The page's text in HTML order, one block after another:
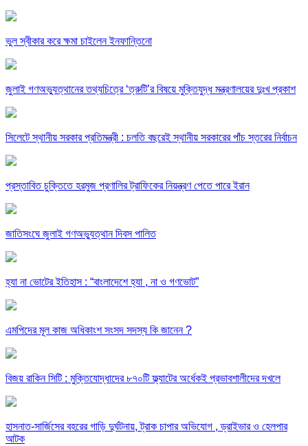
ভুল স্বীকার করে ক্ষমা চাইলেন ইনফান্তিনো
জুলাই গণঅভ্যুত্থানের তথ্যচিত্রে ‘ত্রুটি’র বিষয়ে মুক্তিযুদ্ধ মন্ত্রণালয়ের দুঃখ প্রকাশ
সিলেটে স্থানীয় সরকার প্রতিমন্ত্রী : চলতি বছরেই স্থানীয় সরকারের পাঁচ স্তরের নির্বাচন
প্রস্তাবিত চুক্তিতে হরমুজ প্রণালির ট্রাফিকের নিয়ন্ত্রণ পেতে পারে ইরান
জাতিসংঘে জুলাই গণঅভ্যুত্থান দিবস পালিত
হ্যা না ভোটের ইতিহাস : “বাংলাদেশে হ্যা , না ও গণভোট”
এমপিদের মূল কাজ অধিকাংশ সংসদ সদস্য কি জানেন ?
বিজয় রাকিন সিটি : মুক্তিযোদ্ধাদের ৮৭০টি ফ্ল্যাটের অর্ধেকই প্রভাবশালীদের দখলে
হাসনাত-সার্জিসের বহরের গাড়ি দুর্ঘটনায়, ট্রাক চাপার অভিযোগ , ড্রাইভার ও হেলপার
আটক